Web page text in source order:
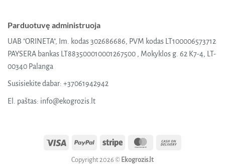
Parduotuvę administruoja
UAB "ORINETA", Im. kodas 302686686, PVM kodas LT100006573712
PAYSERA bankas LT883500010001267500 , Mokyklos g. 62 K7-4, LT-
00340 Palanga
Susisiekite dabar: +37061942942
El. paštas: info@ekogrozis.lt
Visa PayPal Stripe MasterCard
Copyright 2026 © Ekogrozis.lt